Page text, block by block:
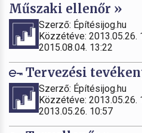
Műszaki ellenőr »
Szerző: Építésijog.hu
Közzétéve:
2015.08.04. 13:22
Tervezési
Szerző: Építésijog.hu
Közzétéve:
2013.05.26. 10:57